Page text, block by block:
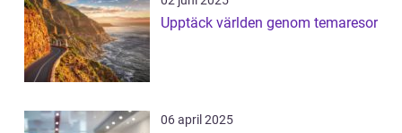
Upptäck världen genom temaresor
06 april 2025